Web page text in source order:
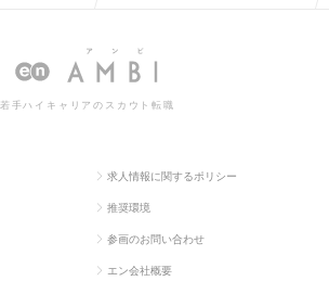
若手ハイキャリアのスカウト転職
求人情報に関するポリシー
推奨環境
参画のお問い合わせ
エン会社概要